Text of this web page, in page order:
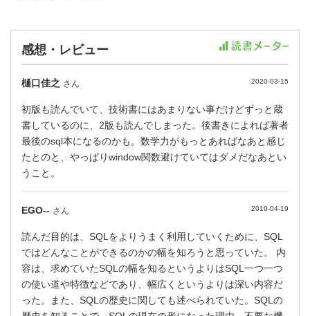
感想・レビュー
樋口佳之 さん 2020-03-15
初版も読んでいて、技術書にはあまりない事だけどずっと蔵
書しているのに、2版も読んでしまった。後書きによれば著者
最後のsql本になるのかも。数学力がもっとあればなあと感じ
たとのと、やっぱりwindow関数避けていてはダメだなあとい
うこと。
EGO-- さん 2019-04-19
読んだ目的は、SQLをよりうまく利用していくために、SQL
ではどんなことができるのかの幅を知ろうと思っていた。 内
容は、求めていたSQLの幅を知るというよりはSQL一つ一つ
の使い道や特徴などであり、幅広くというよりは深い内容だ
った。また、SQLの歴史に関しても述べられていた。SQLの